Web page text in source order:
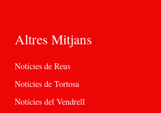
Altres Mitjans
Notícies de Reus
Notícies de Tortosa
Notícies del Vendrell